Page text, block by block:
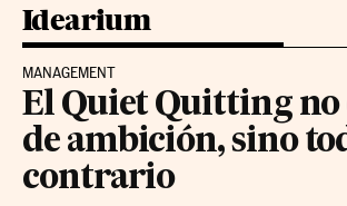
Idearium
MANAGEMENT
El Quiet Quitting no
de ambición, sino
contrario